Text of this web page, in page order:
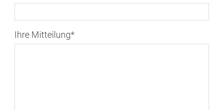
Ihre Mitteilung*